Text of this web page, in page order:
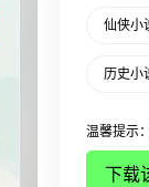
仙侠小
历史小
温馨提示
下载